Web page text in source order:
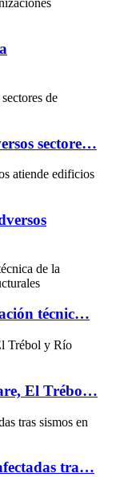
sectore…
técnic…
El Trébo…
tra…